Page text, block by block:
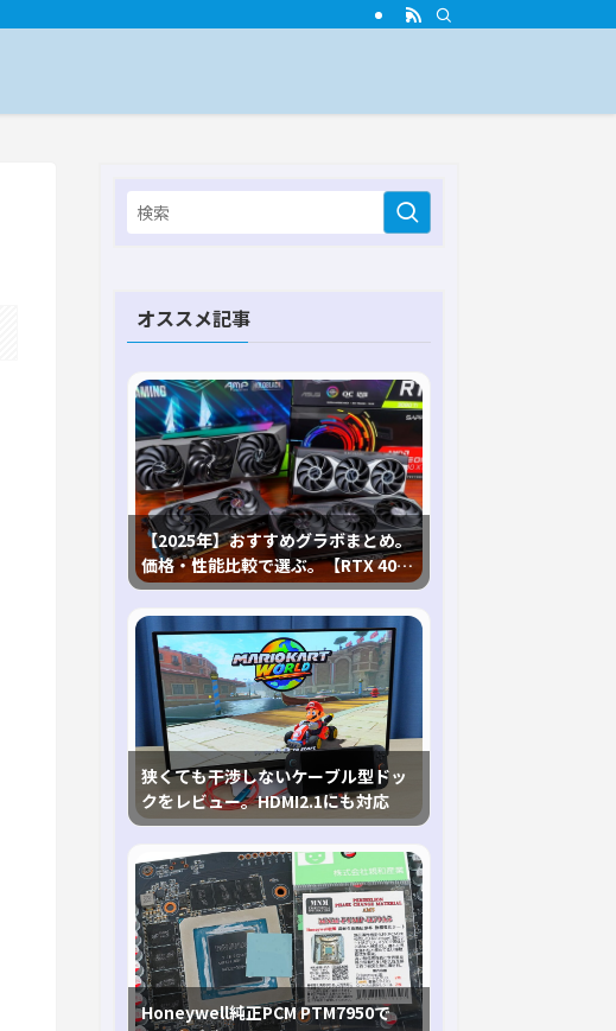
オススメ記事
【2025年】おすすめグラボまとめ。
価格・性能比較で選ぶ。【RTX 40,
RX 7000各種に対応】
狭くても干渉しないケーブル型ドッ
クをレビュー。HDMI2.1にも対応
Honeywell純正PCM PTM7950で